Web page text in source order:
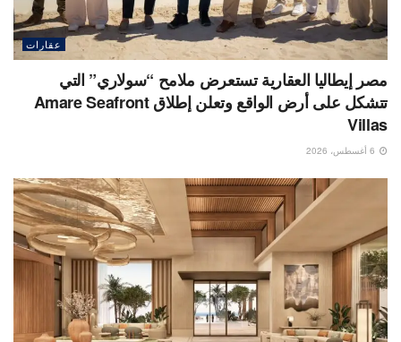
عقارات
مصر إيطاليا العقارية تستعرض ملامح “سولاري” التي
تتشكل على أرض الواقع وتعلن إطلاق Amare Seafront
Villas